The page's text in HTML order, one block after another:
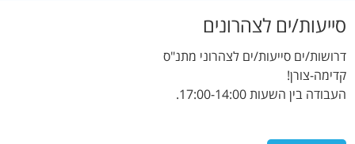
סייעות/ים לצהרונים
דרושות/ים סייעות/ים לצהרוני מתנ"ס
קדימה-צורן!
העבודה בין השעות 17:00-14:00.